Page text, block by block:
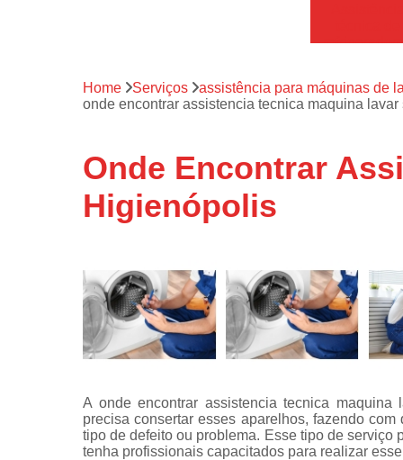
técnica de
secadoras
fogão
máquinas
lavar
Consertos
adega
Instalação
fogões
Home Serviços assistência para máquinas de
onde encontrar assistencia tecnica maquina
Onde Encontrar
Higienópolis
A onde encontrar assistencia tecnica
precisa consertar esses aparelhos, fazendo
tipo de defeito ou problema. Esse tipo de
tenha profissionais capacitados para realizar